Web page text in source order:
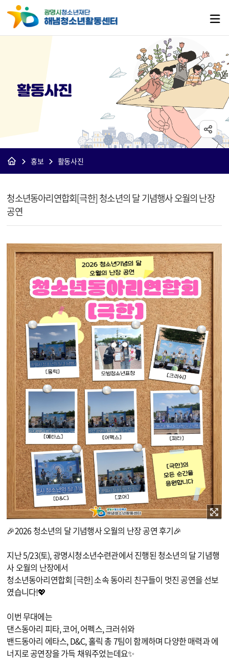
활동사진
홍보 활동사진
청소년동아리연합회[극한] 청소년의 달 기념행사 오월의 난장
공연
이미지 확대보기
🎉2026 청소년의 달 기념행사 오월의 난장 공연 후기🎉
지난 5/23(토), 광명시청소년수련관에서 진행된 청소년의 달 기념행
사 오월의 난장에서
청소년동아리연합회 [극한] 소속 동아리 친구들이 멋진 공연을 선보
였습니다!💖
이번 무대에는
댄스동아리 피타, 코어, 어펙스, 크러쉬와
밴드동아리 에타스, D&C, 홀릭 총 7팀이 함께하며 다양한 매력과 에
너지로 공연장을 가득 채워주었는데요✨